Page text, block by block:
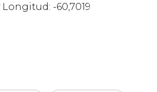
Longitud: -60,7019